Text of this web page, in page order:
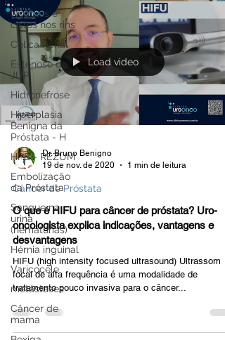
Nódulos e
cistos nos rins
Cólica Renal
Estenose de
JUP
Hidronefrose
Hiperplasia
Benigna da
Próstata - H
HPB - REZUM
Embolização
da Próstata
Sangue na
urina
(hematúrias)
Hérnia inguinal
Varicocele
metástases
Câncer de
mama
Load video
Dr. Bruno Benigno
19 de nov. de 2020
1 min de leitura
Câncer de Próstata
O que é HIFU para câncer de próstata? Uro-
oncologista explica indicações, vantagens e
desvantagens
HIFU (high intensity focused ultrasound) Ultrassom
focal de alta frequência é uma modalidade de
tratamento pouco invasiva para o câncer...